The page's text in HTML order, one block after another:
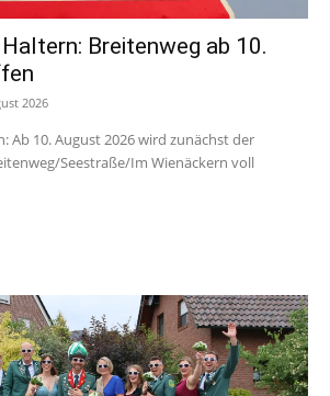
Breitenweg ab 10.
2026
Ab 10. August 2026 wird zunächst der
Seestraße/Im Wienäckern voll